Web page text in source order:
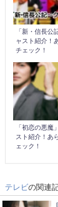
「新・信長公
ャスト紹介！
チェック！
「初恋の悪魔
スト紹介！あ
ェック！
テレビの関連